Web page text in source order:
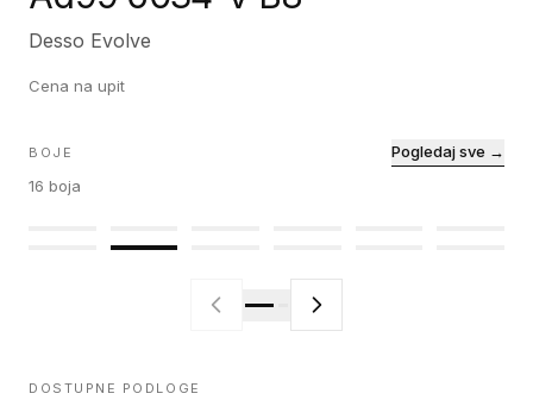
Desso Evolve
Cena na upit
BOJE
16 boja
Pogledaj sve →
DOSTUPNE PODLOGE